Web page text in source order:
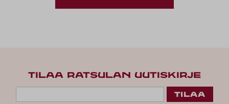
TILAA RATSULAN UUTISKIRJE